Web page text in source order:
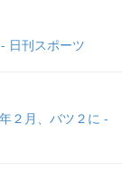
日刊スポーツ
２月、バツ２に -